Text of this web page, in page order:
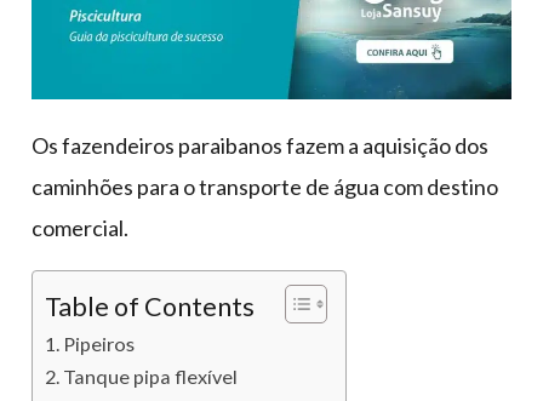
Os fazendeiros paraibanos fazem a aquisição dos
caminhões para o transporte de água com destino
comercial.
Table of Contents
Pipeiros
Tanque pipa flexível